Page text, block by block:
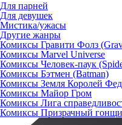
Для парней
Для девушек
Мистика/ужасы
Другие жанры
Комиксы Гравити Фолз
Комиксы Marvel Universe
Комиксы Человек-паук
Комиксы Бэтмен (Batman)
Комиксы Земля Королей
Комиксы Майор Гром
Комиксы Лига
Комиксы Призрачный